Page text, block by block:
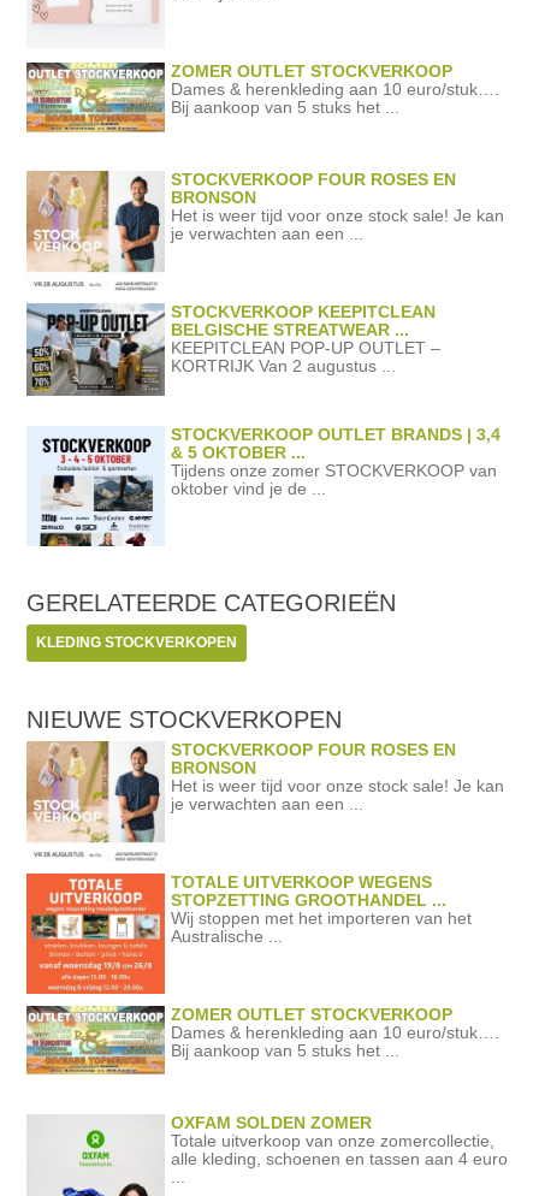
ZOMER OUTLET STOCKVERKOOP
Dames & herenkleding aan 10 euro/stuk….
Bij aankoop van 5 stuks het ...
STOCKVERKOOP FOUR ROSES EN
BRONSON
Het is weer tijd voor onze stock sale! Je kan
je verwachten aan een ...
STOCKVERKOOP KEEPITCLEAN
BELGISCHE STREATWEAR ...
KEEPITCLEAN POP-UP OUTLET –
KORTRIJK Van 2 augustus ...
STOCKVERKOOP OUTLET BRANDS | 3,4
& 5 OKTOBER ...
Tijdens onze zomer STOCKVERKOOP van
oktober vind je de ...
GERELATEERDE CATEGORIEËN
KLEDING STOCKVERKOPEN
NIEUWE STOCKVERKOPEN
STOCKVERKOOP FOUR ROSES EN
BRONSON
Het is weer tijd voor onze stock sale! Je kan
je verwachten aan een ...
TOTALE UITVERKOOP WEGENS
STOPZETTING GROOTHANDEL ...
Wij stoppen met het importeren van het
Australische ...
ZOMER OUTLET STOCKVERKOOP
Dames & herenkleding aan 10 euro/stuk….
Bij aankoop van 5 stuks het ...
OXFAM SOLDEN ZOMER
Totale uitverkoop van onze zomercollectie,
alle kleding, schoenen en tassen aan 4 euro